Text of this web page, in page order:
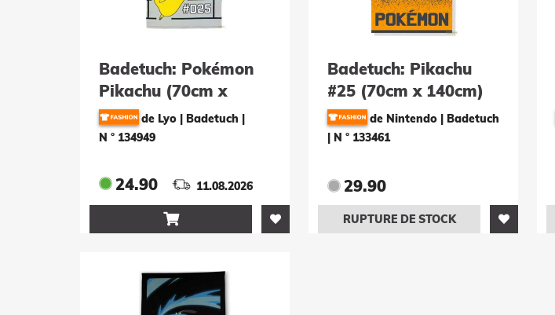
Badetuch: Pokémon
Pikachu (70cm x
140cm) 100%
Polyester
de Lyo | Badetuch |
N ° 134949
24.90 11.08.2026

Badetuch: Pikachu
#25 (70cm x 140cm)
100% Baumwolle
de Nintendo | Badetuch
| N ° 133461
29.90
RUPTURE DE STOCK